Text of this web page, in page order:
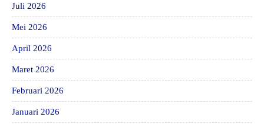
Juli 2026
Mei 2026
April 2026
Maret 2026
Februari 2026
Januari 2026